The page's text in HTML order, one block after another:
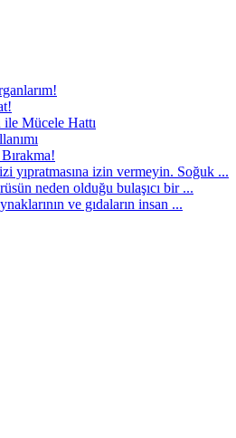
Mücele Hattı
yıpratmasına izin vermeyin. Soğuk ...
neden olduğu bulaşıcı bir ...
ve gıdaların insan ...